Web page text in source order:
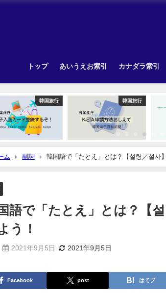
トップ あいうえお索引 カナダラ索引
韓国旅行 韓国旅行
ム 副詞 韓国語で「たとえ」とは？【설령／설사
語で「たとえ」とは？【
う！
2021年9月5日 2021年9月5日
Facebook post はてブ